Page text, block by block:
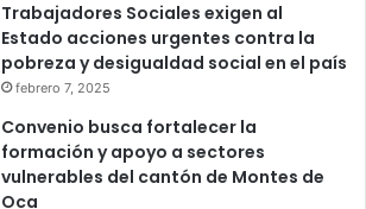
Trabajadores Sociales exigen al
Estado acciones urgentes contra la
pobreza y desigualdad social en el país
febrero 7, 2025
Convenio busca fortalecer la
formación y apoyo a sectores
vulnerables del cantón de Montes de
Oca